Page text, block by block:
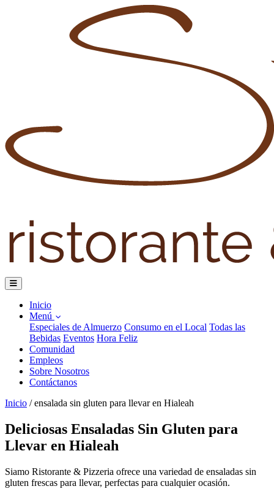
Inicio
Menú
Especiales de Almuerzo Consumo en el Local Todas las
Bebidas Eventos Hora Feliz
Comunidad
Empleos
Sobre Nosotros
Contáctanos
Inicio / ensalada sin gluten para llevar en Hialeah
Deliciosas Ensaladas Sin Gluten para
Llevar en Hialeah
Siamo Ristorante & Pizzeria ofrece una variedad de ensaladas sin
gluten frescas para llevar, perfectas para cualquier ocasión.